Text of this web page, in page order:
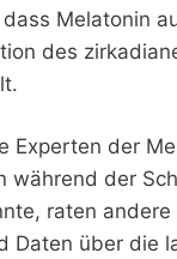
Melatonin
des
Experten der
während der
raten
Daten über die